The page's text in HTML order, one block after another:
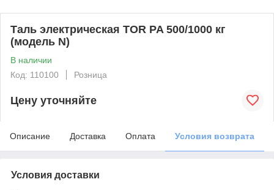
Таль электрическая TOR PA 500/1000 кг
(модель N)
В наличии
Код: 110100
Розница
Цену уточняйте
Описание Доставка Оплата Условия возврата
Условия доставки